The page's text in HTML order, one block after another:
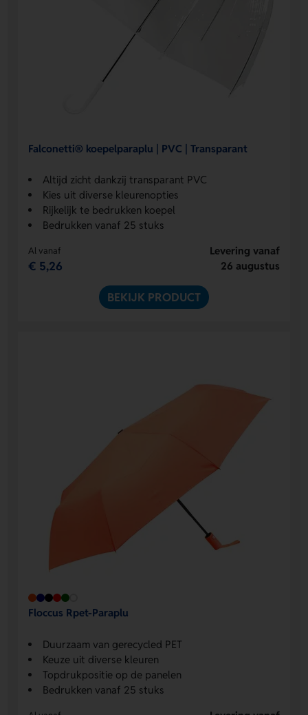
Falconetti® koepelparaplu | PVC | Transparant
Altijd zicht dankzij transparant PVC
Kies uit diverse kleurenopties
Rijkelijk te bedrukken koepel
Bedrukken vanaf 25 stuks
Al vanaf
€ 5,26
Levering vanaf
26 augustus
BEKIJK PRODUCT
Floccus Rpet-Paraplu
Duurzaam van gerecycled PET
Keuze uit diverse kleuren
Topdrukpositie op de panelen
Bedrukken vanaf 25 stuks